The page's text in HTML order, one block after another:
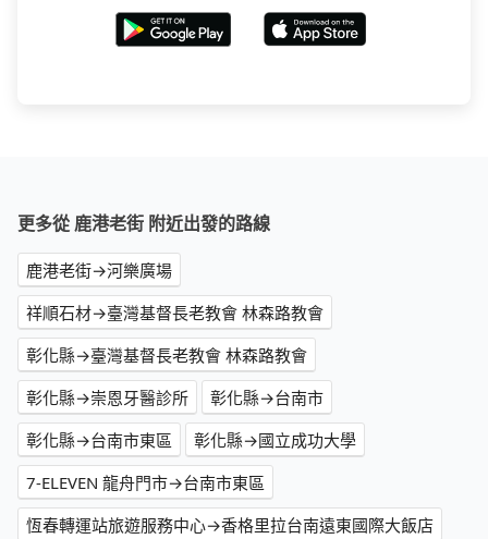
更多從 鹿港老街 附近出發的路線
鹿港老街→河樂廣場
祥順石材→臺灣基督長老教會 林森路教會
彰化縣→臺灣基督長老教會 林森路教會
彰化縣→崇恩牙醫診所
彰化縣→台南市
彰化縣→台南市東區
彰化縣→國立成功大學
7-ELEVEN 龍舟門市→台南市東區
恆春轉運站旅遊服務中心→香格里拉台南遠東國際大飯店